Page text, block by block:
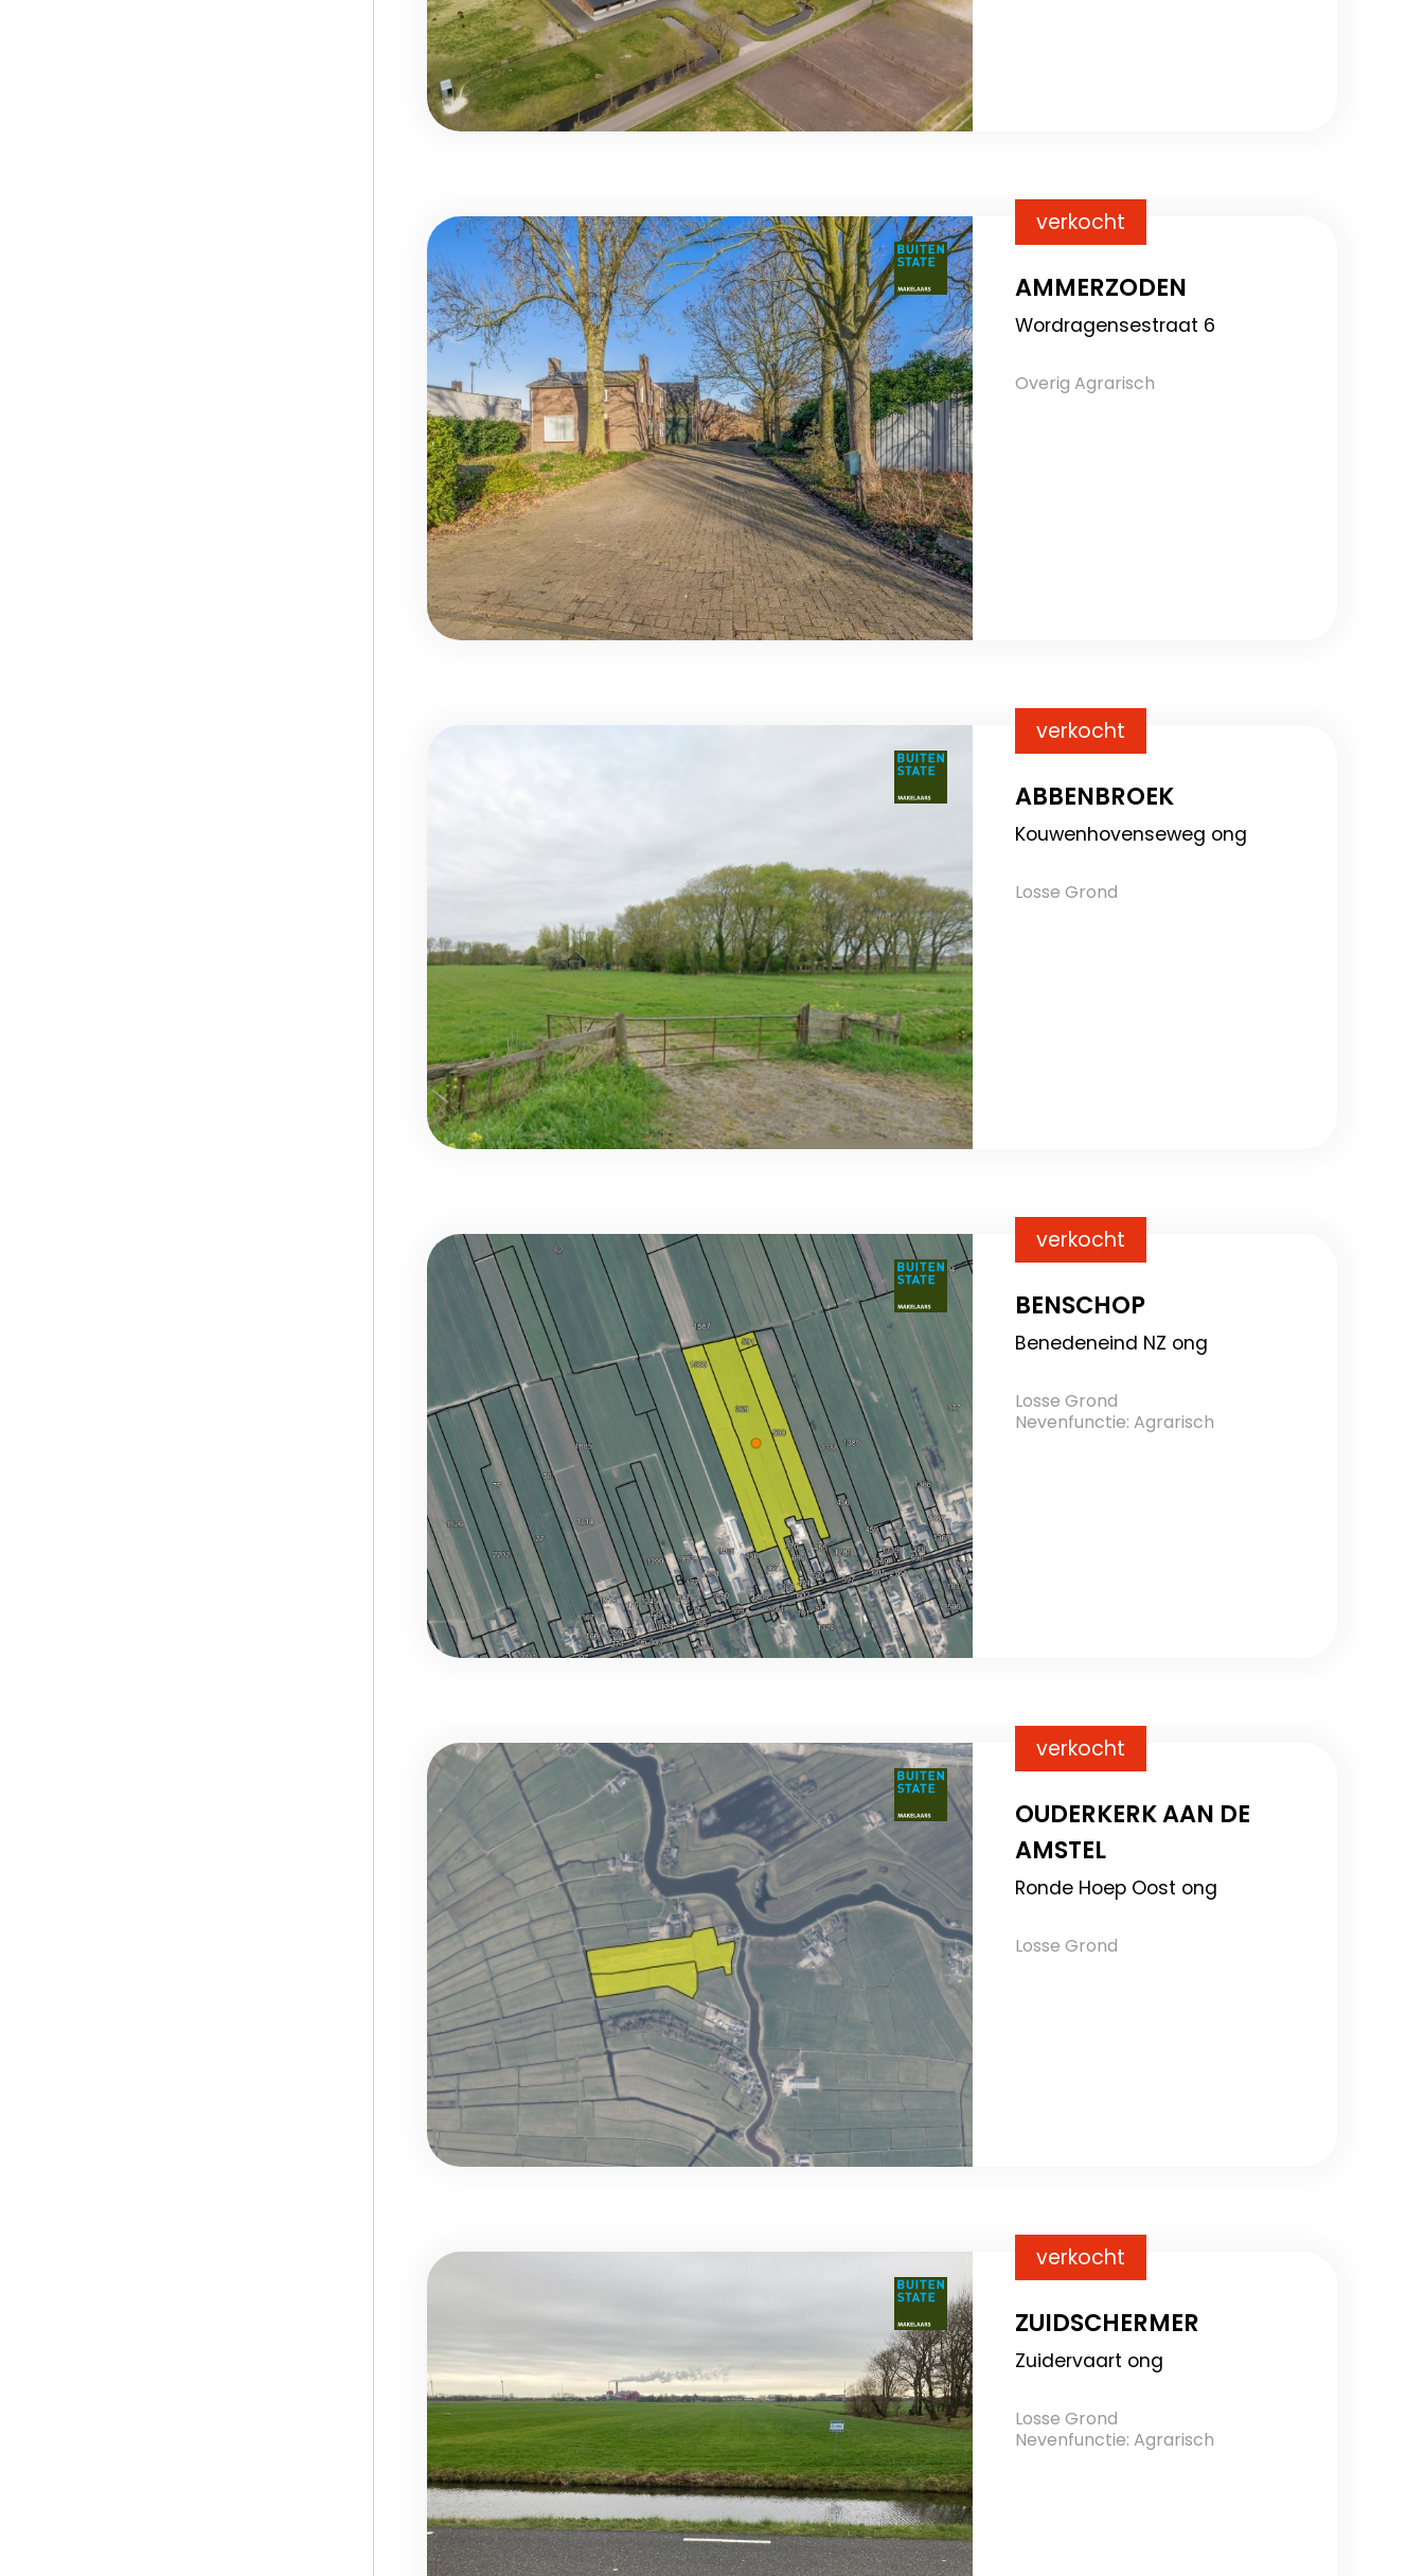
verkocht
AMMERZODEN
Wordragensestraat 6
Overig Agrarisch
verkocht
ABBENBROEK
Kouwenhovenseweg ong
Losse Grond
verkocht
BENSCHOP
Benedeneind NZ ong
Losse Grond
Nevenfunctie: Agrarisch
verkocht
OUDERKERK AAN DE
AMSTEL
Ronde Hoep Oost ong
Losse Grond
verkocht
ZUIDSCHERMER
Zuidervaart ong
Losse Grond
Nevenfunctie: Agrarisch